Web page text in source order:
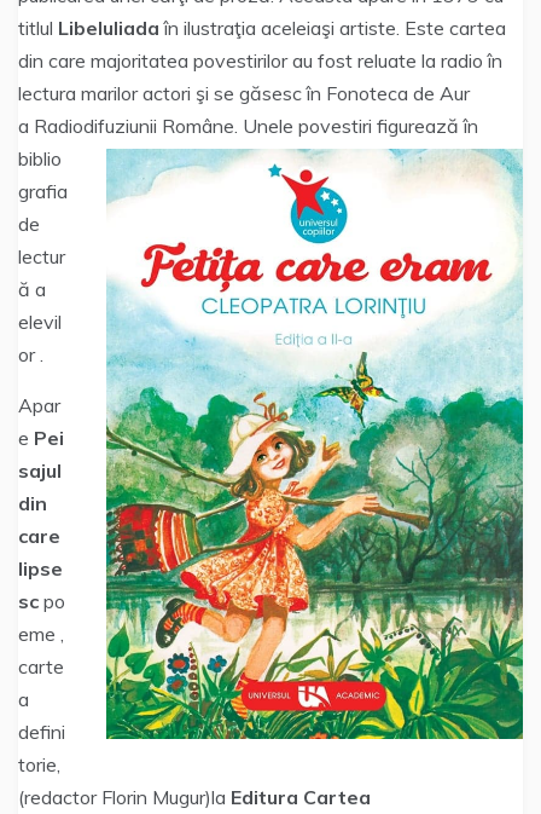
titlul Libeluliada în ilustraţia aceleiaşi artiste. Este cartea
din care majoritatea povestirilor au fost reluate la radio în
lectura marilor actori şi se găsesc în Fonoteca de Aur
a Radiodifuziunii Române. Unele povestiri figurează în
biblio
grafia
de
lectur
ă a
elevil
or .
Apar
e Pei
sajul
din
care
lipse
sc po
eme ,
carte
a
defini
torie,
(redactor Florin Mugur)la Editura Cartea